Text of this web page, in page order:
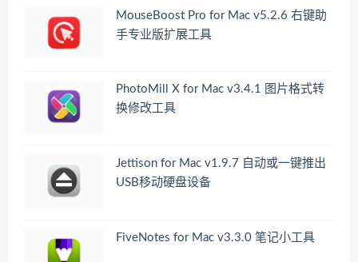
MouseBoost Pro for Mac v5.2.6 右键助
手专业版扩展工具
PhotoMill X for Mac v3.4.1 图片格式转
换修改工具
Jettison for Mac v1.9.7 自动或一键推出
USB移动硬盘设备
FiveNotes for Mac v3.3.0 笔记小工具